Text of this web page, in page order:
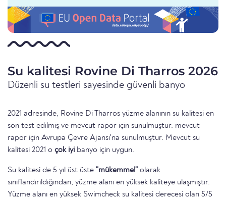
Su kalitesi Rovine Di Tharros 2026
Düzenli su testleri sayesinde güvenli banyo
2021 adresinde, Rovine Di Tharros yüzme alanının su kalitesi en
son test edilmiş ve mevcut rapor için sunulmuştur. mevcut
rapor için Avrupa Çevre Ajansı'na sunulmuştur. Mevcut su
kalitesi 2021 o çok iyi banyo için uygun.
Su kalitesi de 5 yıl üst üste "mükemmel" olarak
sınıflandırıldığından, yüzme alanı en yüksek kaliteye ulaşmıştır.
Yüzme alanı en yüksek Swimcheck su kalitesi derecesi olan 5/5